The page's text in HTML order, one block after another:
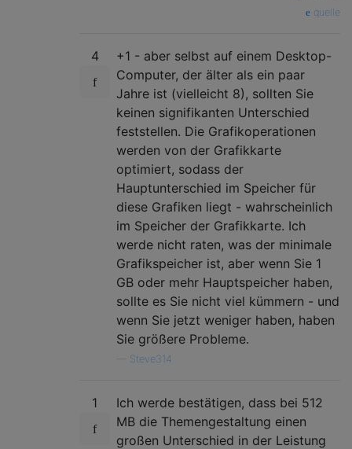
quelle
4
+1 - aber selbst auf einem Desktop-
Computer, der älter als ein paar
Jahre ist (vielleicht 8), sollten Sie
keinen signifikanten Unterschied
feststellen. Die Grafikoperationen
werden von der Grafikkarte
optimiert, sodass der
Hauptunterschied im Speicher für
diese Grafiken liegt - wahrscheinlich
im Speicher der Grafikkarte. Ich
werde nicht raten, was der minimale
Grafikspeicher ist, aber wenn Sie 1
GB oder mehr Hauptspeicher haben,
sollte es Sie nicht viel kümmern - und
wenn Sie jetzt weniger haben, haben
Sie größere Probleme.
Steve314
1
Ich werde bestätigen, dass bei 512
MB die Themengestaltung einen
großen Unterschied in der Leistung